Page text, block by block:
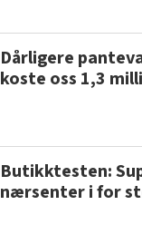
Dårligere
koste oss 1,3
Butikktesten:
nærsenter i for